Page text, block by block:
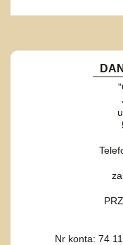
Nr konta: 74